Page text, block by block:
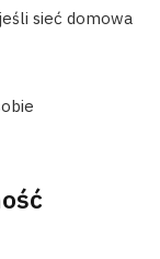
sieć domowa